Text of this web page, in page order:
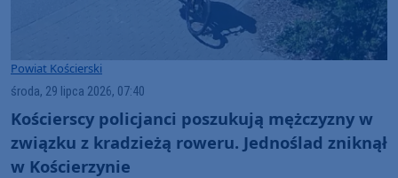
Powiat Kościerski
środa, 29 lipca 2026, 07:40
Kościerscy policjanci poszukują mężczyzny w
związku z kradzieżą roweru. Jednoślad zniknął
w Kościerzynie